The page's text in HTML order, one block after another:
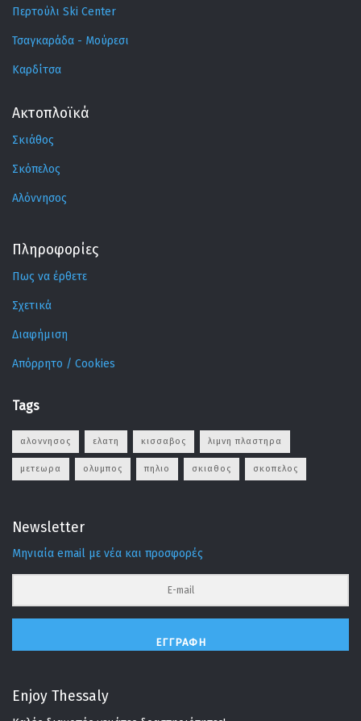
Περτούλι Ski Center
Τσαγκαράδα - Μούρεσι
Καρδίτσα
Ακτοπλοϊκά
Σκιάθος
Σκόπελος
Αλόννησος
Πληροφορίες
Πως να έρθετε
Σχετικά
Διαφήμιση
Απόρρητο / Cookies
Tags
αλοννησος ελατη κισσαβος λιμνη πλαστηρα
μετεωρα ολυμπος πηλιο σκιαθος σκοπελος
Newsletter
Μηνιαία email με νέα και προσφορές
ΕΓΓΡΑΦΉ
Enjoy Thessaly